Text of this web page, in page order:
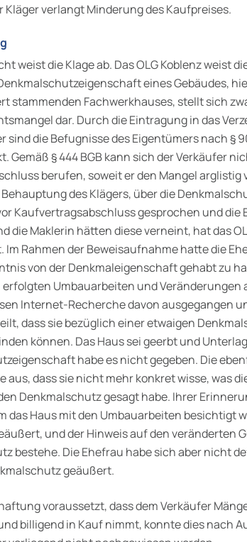
Kläger verlangt Minderung des Kaufpreises.
weist die Klage ab. Das OLG Koblenz weist
eines Gebäudes,
stammenden Fachwerkhauses, stellt sich
dar. Durch die Eintragung in das
sind die Befugnisse des Eigen­tümers nach §
Gemäß § 444 BGB kann sich der Ver­käufer
berufen, soweit er den Mangel arglistig
des Klägers, über die
Kaufvertragsabschluss gesprochen und die
die Maklerin hätten diese verneint, hat das
Rahmen der Beweisaufnahme hatte die
von der Denkmaleigenschaft gehabt zu
Umbauarbeiten und Veränderungen
Internet-Recherche davon ausgegangen
dass sie bezüglich einer etwaigen
können. Das Haus sei geerbt und
habe es nicht gegeben. Die
aus, dass sie nicht mehr konkret wisse, was
Denkmalschutz gesagt habe. Ihrer
das Haus mit den Umbauarbeiten besichtigt
und der Hinweis auf den veränderten
bestehe. Die Ehefrau habe sich aber nicht
geäußert.
voraussetzt, dass dem Verkäufer
billigend in Kauf nimmt, konnte dies nach